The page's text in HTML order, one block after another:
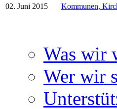
02. Juni 2015
Kommunen,
Was wir
Wer wir